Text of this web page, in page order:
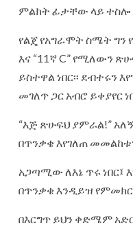
ምልክት ፊታቸው ላይ ተስሎ
የልጄ የአግራሞት ስሜት ግን
እና “11ኛ C” የሚለውን
ይስተዋል ነበር፡፡ ደብተሩን
መገለጥ ጋር አብሮ ይቀያየር
“እጅ ጽሁፍህ ያምራል!”
በጥንቃቄ እየገለጠ
አጋጣሚው ለእኔ ጥሩ ነበር፤
በጥንቃቄ እንዲይዝ
በእርግጥ ይህን ቀድሜም